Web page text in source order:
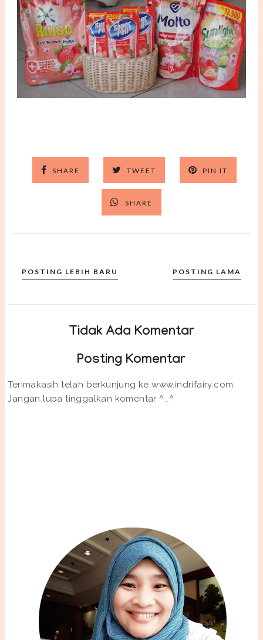
SHARE TWEET PIN IT
SHARE
POSTING LEBIH BARU POSTING LAMA
Tidak Ada Komentar
Posting Komentar
Terimakasih telah berkunjung ke www.indrifairy.com
Jangan lupa tinggalkan komentar ^_^